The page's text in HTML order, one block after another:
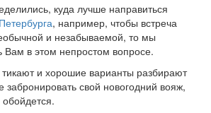
куда лучше направиться
, например, чтобы встреча
и незабываемой, то мы
Вам в этом непростом вопросе.
тикают и хорошие варианты разбирают
свой новогодний вояж,